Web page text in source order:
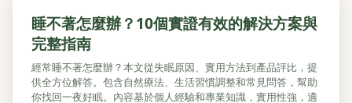
睡不著怎麼辦？10個實證有效的解決方案與
完整指南
經常睡不著怎麼辦？本文從失眠原因、實用方法到產品評比，提
供全方位解答。包含自然療法、生活習慣調整和常見問答，幫助
你找回一夜好眠。內容基於個人經驗和專業知識，實用性強，適